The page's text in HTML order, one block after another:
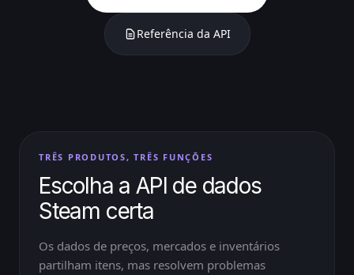
Referência da API
TRÊS PRODUTOS, TRÊS FUNÇÕES
Escolha a API de dados
Steam certa
Os dados de preços, mercados e inventários
partilham itens, mas resolvem problemas